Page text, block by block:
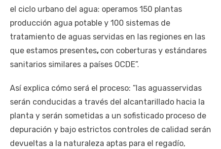
el ciclo urbano del agua: operamos 150 plantas
producción agua potable y 100 sistemas de
tratamiento de aguas servidas en las regiones en las
que estamos presentes, con coberturas y estándares
sanitarios similares a países OCDE”.
Así explica cómo será el proceso: “las aguasservidas
serán conducidas a través del alcantarillado hacia la
planta y serán sometidas a un sofisticado proceso de
depuración y bajo estrictos controles de calidad serán
devueltas a la naturaleza aptas para el regadío,